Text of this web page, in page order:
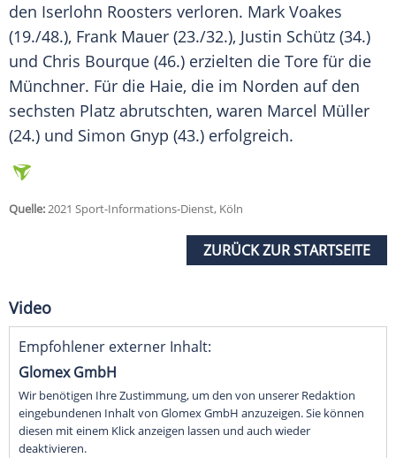
den Iserlohn Roosters verloren. Mark Voakes
(19./48.), Frank Mauer (23./32.), Justin Schütz (34.)
und Chris Bourque (46.) erzielten die Tore für die
Münchner. Für die Haie, die im Norden auf den
sechsten Platz abrutschten, waren Marcel Müller
(24.) und Simon Gnyp (43.) erfolgreich.
Quelle:2021 Sport-Informations-Dienst, Köln
ZURÜCK ZUR STARTSEITE
Video
Empfohlener externer Inhalt:
Glomex GmbH
Wir benötigen Ihre Zustimmung, um den von unserer Redaktion
eingebundenen Inhalt von Glomex GmbH anzuzeigen. Sie können
diesen mit einem Klick anzeigen lassen und auch wieder
deaktivieren.